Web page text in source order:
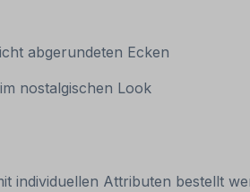
abgerundeten Ecken
nostalgischen Look
individuellen Attributen bestellt